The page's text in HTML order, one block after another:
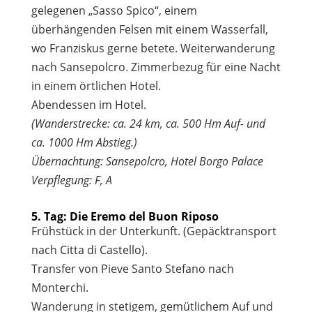
gelegenen „Sasso Spico“, einem
überhängenden Felsen mit einem Wasserfall,
wo Franziskus gerne betete. Weiterwanderung
nach Sansepolcro. Zimmerbezug für eine Nacht
in einem örtlichen Hotel.
Abendessen im Hotel.
(Wanderstrecke: ca. 24 km, ca. 500 Hm Auf- und
ca. 1000 Hm Abstieg.)
Übernachtung: Sansepolcro, Hotel Borgo Palace
Verpflegung: F, A
5. Tag: Die Eremo del Buon Riposo
Frühstück in der Unterkunft. (Gepäcktransport
nach Citta di Castello).
Transfer von Pieve Santo Stefano nach
Monterchi.
Wanderung in stetigem, gemütlichem Auf und